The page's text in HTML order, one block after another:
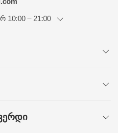
10:00 – 21:00